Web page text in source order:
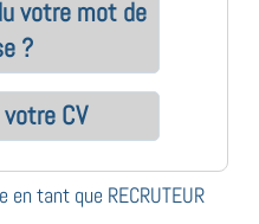
votre mot de
?
CV
tant que RECRUTEUR